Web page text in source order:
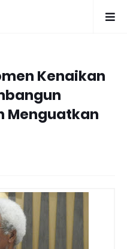
Kenaikan
Menguatkan